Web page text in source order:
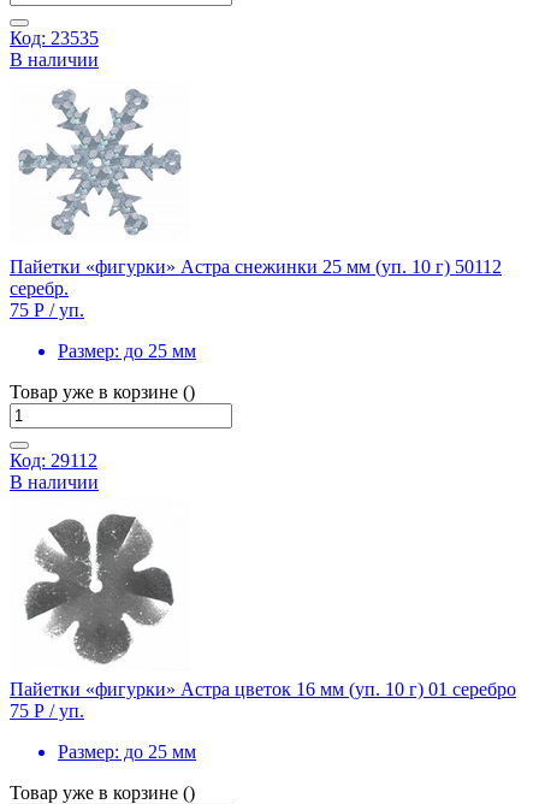
Код: 23535
В наличии
Пайетки «фигурки» Астра снежинки 25 мм (уп. 10 г) 50112
серебр.
75 Р / уп.
Размер: до 25 мм
Товар уже в корзине ()
Код: 29112
В наличии
Пайетки «фигурки» Астра цветок 16 мм (уп. 10 г) 01 серебро
75 Р / уп.
Размер: до 25 мм
Товар уже в корзине ()